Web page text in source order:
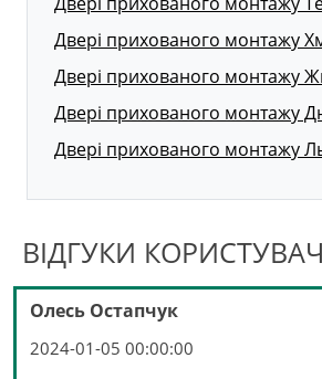
Двері прихованого монтажу
Двері прихованого монтажу
Двері прихованого монтажу
Двері прихованого монтажу
ВІДГУКИ
Олесь Остапчук
2024-01-05 00:00:00